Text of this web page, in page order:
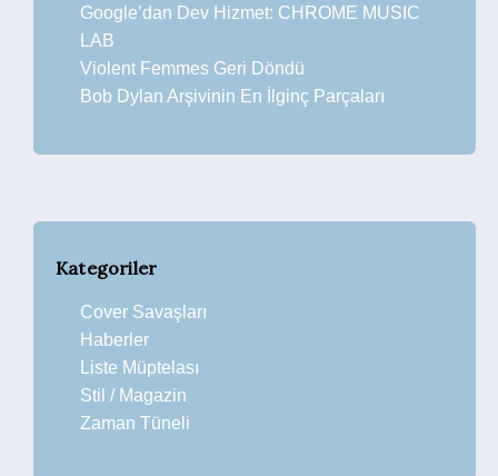
Google’dan Dev Hizmet: CHROME MUSIC
LAB
Violent Femmes Geri Döndü
Bob Dylan Arşivinin En İlginç Parçaları
Kategoriler
Cover Savaşları
Haberler
Liste Müptelası
Stil / Magazin
Zaman Tüneli